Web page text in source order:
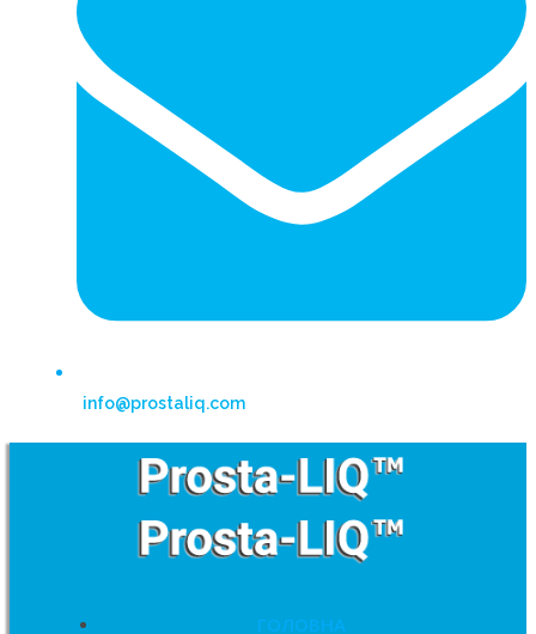
info@prostaliq.com
ГОЛОВНА